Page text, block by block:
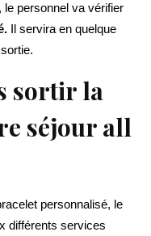
le personnel va vérifier
Il servira en quelque
sortir la
séjour all
personnalisé, le
différents services